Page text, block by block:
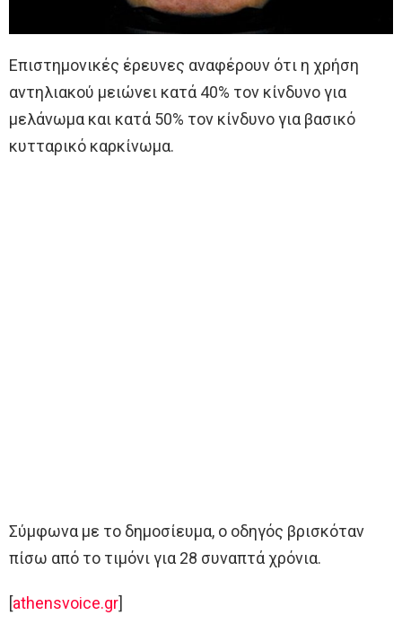
Επιστημονικές έρευνες αναφέρουν ότι η χρήση
αντηλιακού μειώνει κατά 40% τον κίνδυνο για
μελάνωμα και κατά 50% τον κίνδυνο για βασικό
κυτταρικό καρκίνωμα.
Σύμφωνα με το δημοσίευμα, ο οδηγός βρισκόταν
πίσω από το τιμόνι για 28 συναπτά χρόνια.
[athensvoice.gr]